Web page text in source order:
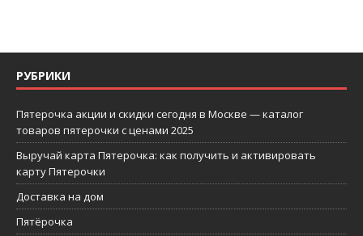
РУБРИКИ
Пятерочка акции и скидки сегодня в Москве — каталог
товаров пятерочки с ценами 2025
Выручай карта Пятерочка: как получить и активировать
карту Пятерочки
Доставка на дом
Пятёрочка